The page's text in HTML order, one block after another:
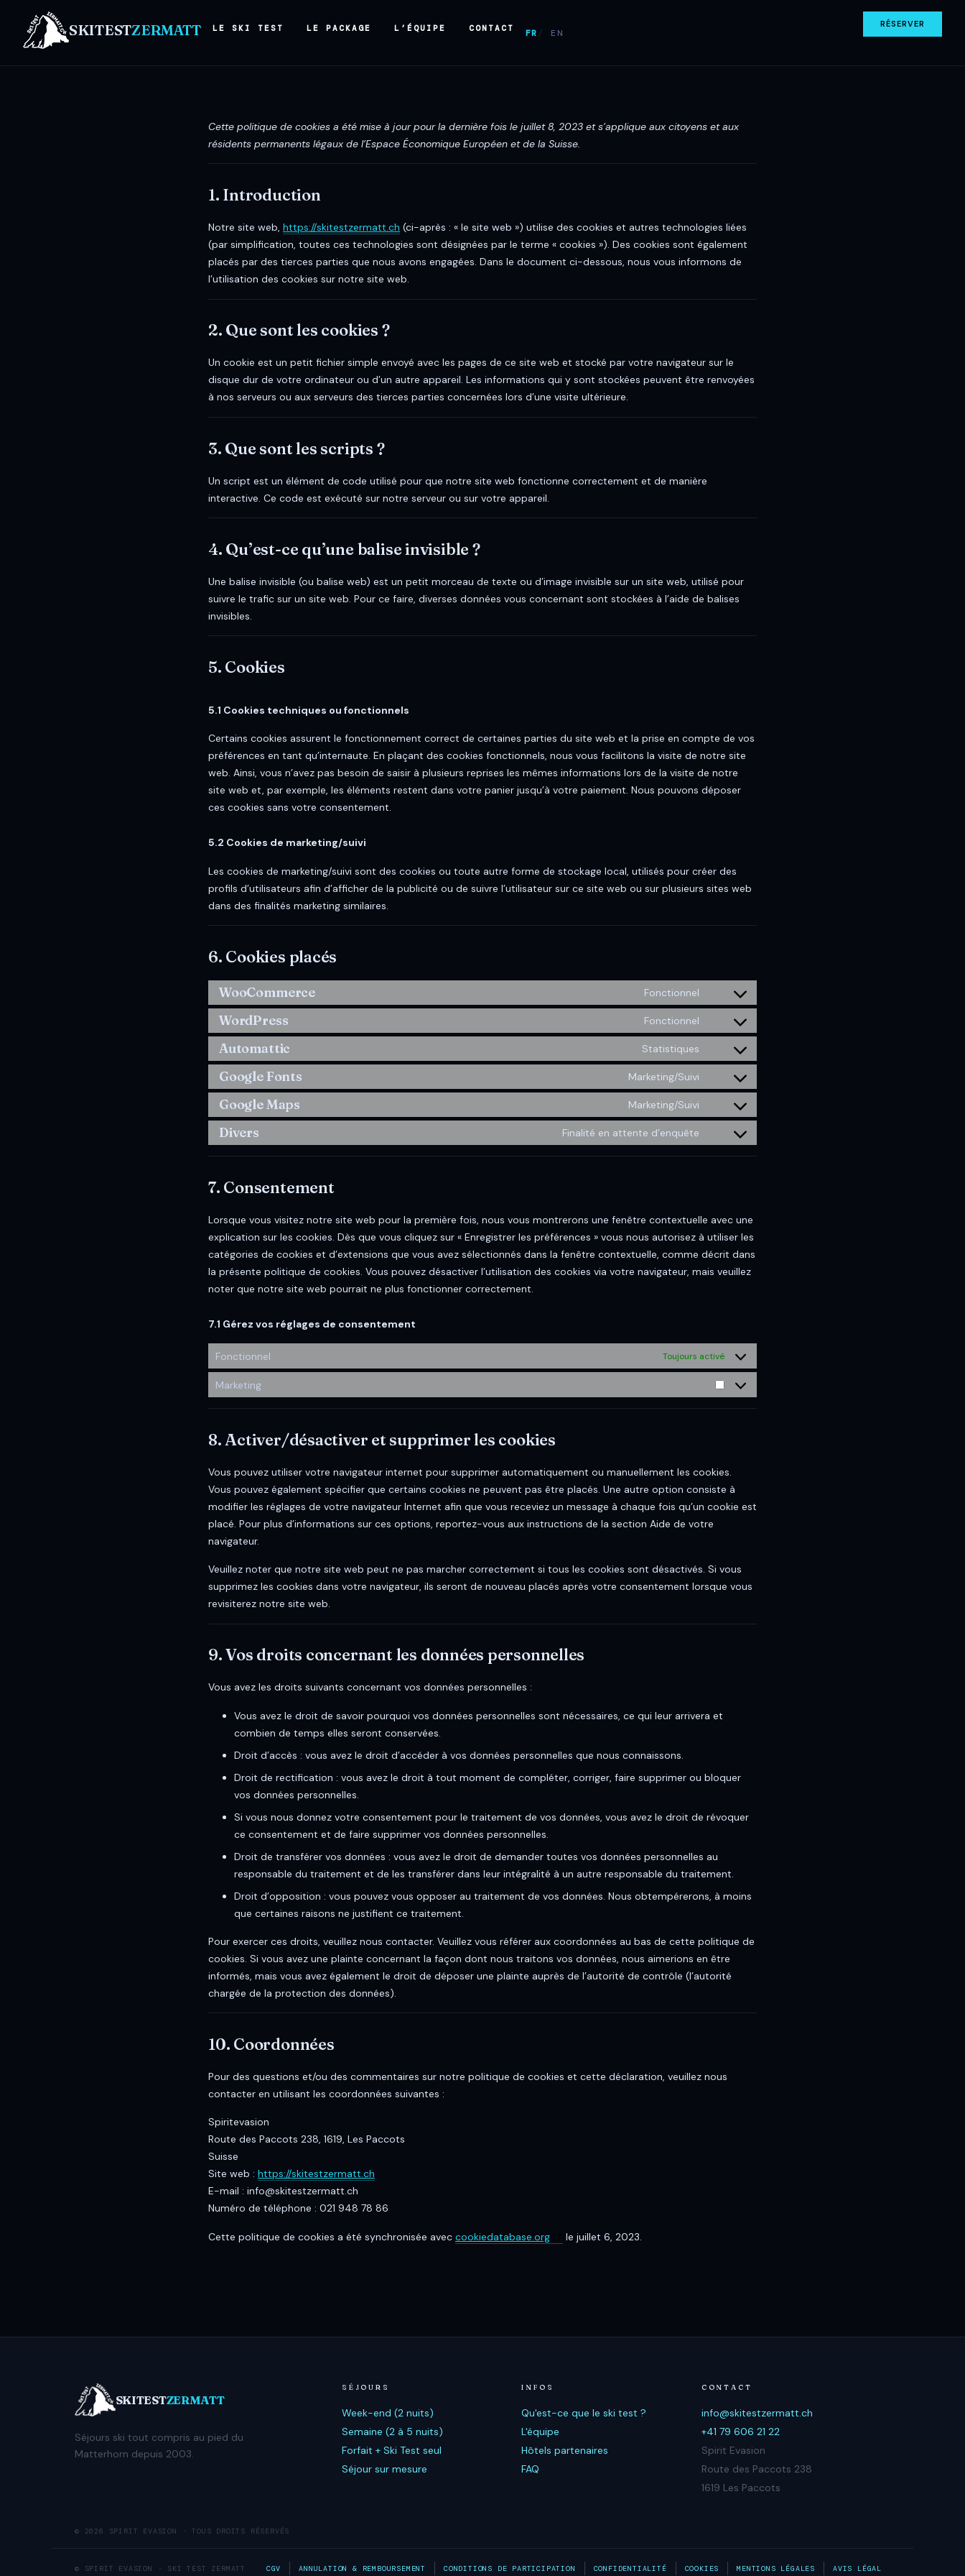
SKITESTZERMATT LE SKI TEST LE PACKAGE L’ÉQUIPE CONTACT FR EN
RÉSERVER
Cette politique de cookies a été mise à jour pour la dernière fois le juillet 8, 2023 et s’applique aux citoyens et aux
résidents permanents légaux de l’Espace Économique Européen et de la Suisse.
1. Introduction
Notre site web, https://skitestzermatt.ch (ci-après : « le site web ») utilise des cookies et autres technologies liées
(par simplification, toutes ces technologies sont désignées par le terme « cookies »). Des cookies sont également
placés par des tierces parties que nous avons engagées. Dans le document ci-dessous, nous vous informons de
l’utilisation des cookies sur notre site web.
2. Que sont les cookies ?
Un cookie est un petit fichier simple envoyé avec les pages de ce site web et stocké par votre navigateur sur le
disque dur de votre ordinateur ou d’un autre appareil. Les informations qui y sont stockées peuvent être renvoyées
à nos serveurs ou aux serveurs des tierces parties concernées lors d’une visite ultérieure.
3. Que sont les scripts ?
Un script est un élément de code utilisé pour que notre site web fonctionne correctement et de manière
interactive. Ce code est exécuté sur notre serveur ou sur votre appareil.
4. Qu’est-ce qu’une balise invisible ?
Une balise invisible (ou balise web) est un petit morceau de texte ou d’image invisible sur un site web, utilisé pour
suivre le trafic sur un site web. Pour ce faire, diverses données vous concernant sont stockées à l’aide de balises
invisibles.
5. Cookies
5.1 Cookies techniques ou fonctionnels
Certains cookies assurent le fonctionnement correct de certaines parties du site web et la prise en compte de vos
préférences en tant qu’internaute. En plaçant des cookies fonctionnels, nous vous facilitons la visite de notre site
web. Ainsi, vous n’avez pas besoin de saisir à plusieurs reprises les mêmes informations lors de la visite de notre
site web et, par exemple, les éléments restent dans votre panier jusqu’à votre paiement. Nous pouvons déposer
ces cookies sans votre consentement.
5.2 Cookies de marketing/suivi
Les cookies de marketing/suivi sont des cookies ou toute autre forme de stockage local, utilisés pour créer des
profils d’utilisateurs afin d’afficher de la publicité ou de suivre l’utilisateur sur ce site web ou sur plusieurs sites web
dans des finalités marketing similaires.
6. Cookies placés
WooCommerce Fonctionnel
WordPress Fonctionnel
Automattic Statistiques
Google Fonts Marketing/Suivi
Google Maps Marketing/Suivi
Divers Finalité en attente d’enquête
7. Consentement
Lorsque vous visitez notre site web pour la première fois, nous vous montrerons une fenêtre contextuelle avec une
explication sur les cookies. Dès que vous cliquez sur « Enregistrer les préférences » vous nous autorisez à utiliser les
catégories de cookies et d’extensions que vous avez sélectionnés dans la fenêtre contextuelle, comme décrit dans
la présente politique de cookies. Vous pouvez désactiver l’utilisation des cookies via votre navigateur, mais veuillez
noter que notre site web pourrait ne plus fonctionner correctement.
7.1 Gérez vos réglages de consentement
Fonctionnel Toujours activé
Marketing
8. Activer/désactiver et supprimer les cookies
Vous pouvez utiliser votre navigateur internet pour supprimer automatiquement ou manuellement les cookies.
Vous pouvez également spécifier que certains cookies ne peuvent pas être placés. Une autre option consiste à
modifier les réglages de votre navigateur Internet afin que vous receviez un message à chaque fois qu’un cookie est
placé. Pour plus d’informations sur ces options, reportez-vous aux instructions de la section Aide de votre
navigateur.
Veuillez noter que notre site web peut ne pas marcher correctement si tous les cookies sont désactivés. Si vous
supprimez les cookies dans votre navigateur, ils seront de nouveau placés après votre consentement lorsque vous
revisiterez notre site web.
9. Vos droits concernant les données personnelles
Vous avez les droits suivants concernant vos données personnelles :
Vous avez le droit de savoir pourquoi vos données personnelles sont nécessaires, ce qui leur arrivera et
combien de temps elles seront conservées.
Droit d’accès : vous avez le droit d’accéder à vos données personnelles que nous connaissons.
Droit de rectification : vous avez le droit à tout moment de compléter, corriger, faire supprimer ou bloquer
vos données personnelles.
Si vous nous donnez votre consentement pour le traitement de vos données, vous avez le droit de révoquer
ce consentement et de faire supprimer vos données personnelles.
Droit de transférer vos données : vous avez le droit de demander toutes vos données personnelles au
responsable du traitement et de les transférer dans leur intégralité à un autre responsable du traitement.
Droit d’opposition : vous pouvez vous opposer au traitement de vos données. Nous obtempérerons, à moins
que certaines raisons ne justifient ce traitement.
Pour exercer ces droits, veuillez nous contacter. Veuillez vous référer aux coordonnées au bas de cette politique de
cookies. Si vous avez une plainte concernant la façon dont nous traitons vos données, nous aimerions en être
informés, mais vous avez également le droit de déposer une plainte auprès de l’autorité de contrôle (l’autorité
chargée de la protection des données).
10. Coordonnées
Pour des questions et/ou des commentaires sur notre politique de cookies et cette déclaration, veuillez nous
contacter en utilisant les coordonnées suivantes :
Spiritevasion
Route des Paccots 238, 1619, Les Paccots
Suisse
Site web : https://skitestzermatt.ch
E-mail : info@skitestzermatt.ch
Numéro de téléphone : 021 948 78 86
Cette politique de cookies a été synchronisée avec cookiedatabase.org le juillet 6, 2023.
SKITESTZERMATT
Séjours ski tout compris au pied du
Matterhorn depuis 2003.
SÉJOURS
Week-end (2 nuits)
Semaine (2 à 5 nuits)
Forfait + Ski Test seul
Séjour sur mesure
INFOS
Qu'est-ce que le ski test ?
L'équipe
Hôtels partenaires
FAQ
CONTACT
info@skitestzermatt.ch
+41 79 606 21 22
Spirit Evasion
Route des Paccots 238
1619 Les Paccots
© 2026 SPIRIT EVASION · TOUS DROITS RÉSERVÉS
© SPIRIT EVASION · SKI TEST ZERMATT CGV ANNULATION & REMBOURSEMENT CONDITIONS DE PARTICIPATION CONFIDENTIALITÉ COOKIES MENTIONS LÉGALES AVIS LÉGAL